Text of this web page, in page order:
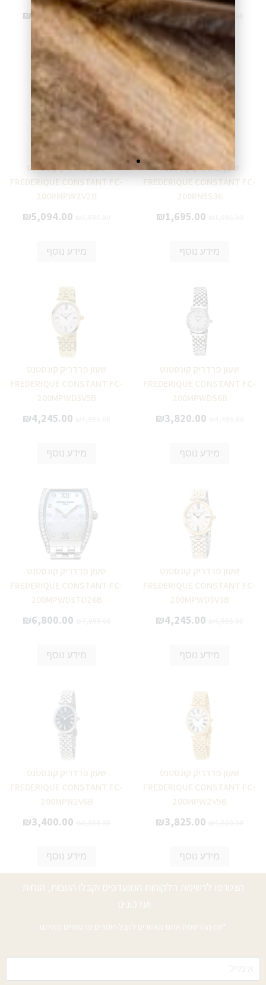
₪
₪ 1,660.00
מידע נוסף
₪2,195.00
₪1,865.00
מידע נוסף
שעון פרדריק קונסטנט
FREDERIQUE CONSTANT FC-
200RN5S36
₪1,695.00
מידע נוסף
שעון פרדריק קונסטנט
FREDERIQUE CONSTANT FC-
200RMPW2V2B
₪5,094.00
מידע נוסף
שעון פרדריק קונסטנט
FREDERIQUE CONSTANT FC-
200MPWDS6B
₪3,820.00
מידע נוסף
שעון פרדריק קונסטנט
FREDERIQUE CONSTANT FC-
200MPWD3V5B
₪4,245.00
מידע נוסף
שעון פרדריק קונסטנט
FREDERIQUE CONSTANT FC-
200MPWD3V3B
₪4,245.00
מידע נוסף
שעון פרדריק קונסטנט
FREDERIQUE CONSTANT FC-
200MPWD1TD26B
₪6,800.00
מידע נוסף
שעון פרדריק קונסטנט
FREDERIQUE CONSTANT FC-
200MPW2V5B
₪3,825.00
מידע נוסף
שעון פרדריק קונסטנט
FREDERIQUE CONSTANT FC-
200MPN2V6B
₪3,400.00
מידע נוסף
הצטרפו לרשימת הלקוחות המועדפים וקבלו הטבות, הנחות
ועדכונים
*עם ההרשמה אתם מאשרים לקבל חומרים פרסומיים מאיתנו